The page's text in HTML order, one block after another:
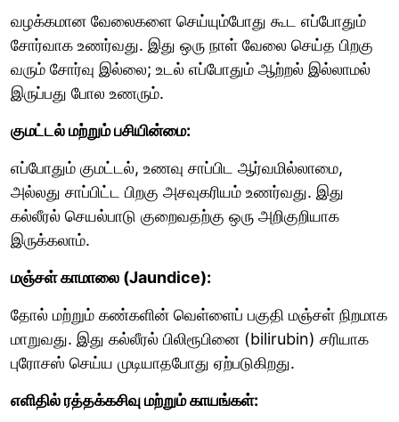
வழக்கமான வேலைகளை செய்யும்போது கூட எப்போதும்
சோர்வாக உணர்வது. இது ஒரு நாள் வேலை செய்த பிறகு
வரும் சோர்வு இல்லை; உடல் எப்போதும் ஆற்றல் இல்லாமல்
இருப்பது போல உணரும்.
குமட்டல் மற்றும் பசியின்மை:
எப்போதும் குமட்டல், உணவு சாப்பிட ஆர்வமில்லாமை,
அல்லது சாப்பிட்ட பிறகு அசவுகரியம் உணர்வது. இது
கல்லீரல் செயல்பாடு குறைவதற்கு ஒரு அறிகுறியாக
இருக்கலாம்.
மஞ்சள் காமாலை (Jaundice):
தோல் மற்றும் கண்களின் வெள்ளைப் பகுதி மஞ்சள் நிறமாக
மாறுவது. இது கல்லீரல் பிலிரூபினை (bilirubin) சரியாக
புரோசஸ் செய்ய முடியாதபோது ஏற்படுகிறது.
எளிதில் ரத்தக்கசிவு மற்றும் காயங்கள்: